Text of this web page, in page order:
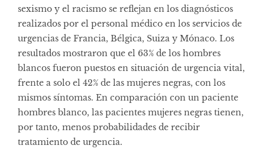
sexismo y el racismo se reflejan en los diagnósticos
realizados por el personal médico en los servicios de
urgencias de Francia, Bélgica, Suiza y Mónaco. Los
resultados mostraron que el 63% de los hombres
blancos fueron puestos en situación de urgencia vital,
frente a solo el 42% de las mujeres negras, con los
mismos síntomas. En comparación con un paciente
hombres blanco, las pacientes mujeres negras tienen,
por tanto, menos probabilidades de recibir
tratamiento de urgencia.